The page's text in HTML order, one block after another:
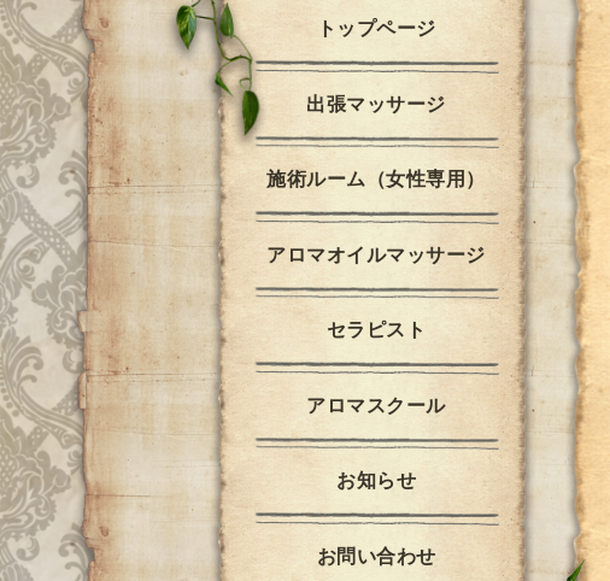
トップページ
出張マッサージ
施術ルーム（女性専用）
アロマオイルマッサージ
セラピスト
アロマスクール
お知らせ
お問い合わせ